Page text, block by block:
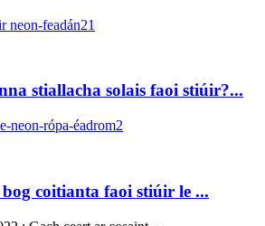
stiallacha solais faoi stiúir?...
bog coitianta faoi stiúir le ...